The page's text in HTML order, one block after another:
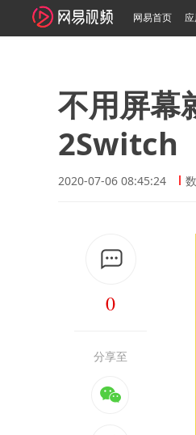
网易首页 应
不用屏幕
2Switch
2020-07-06 08:45:24
0
分享至